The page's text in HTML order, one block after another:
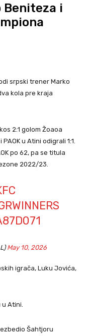
Beniteza i
srpski trener Marko
kola pre kraja
2:1 golom Žoaoa
u Atini odigrali 1:1.
po 62, pa se titula
2022/23.
May 10, 2026
igrača, Luku Jovića,
Atini.
Šahtjoru